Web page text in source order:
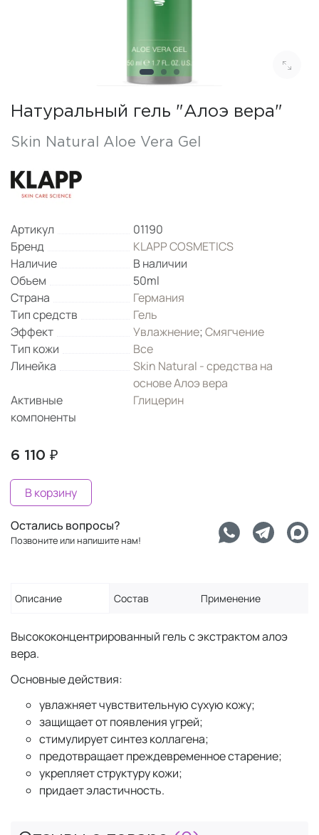
Натуральный гель "Алоэ вера"
Skin Natural Aloe Vera Gel
Артикул
01190
Бренд
KLAPP COSMETICS
Наличие
В наличии
Объем
50ml
Страна
Германия
Тип средств
Гель
Эффект
Увлажнение;Смягчение
Тип кожи
Все
Линейка
Skin Natural - средства на
основе Алоэ вера
Активные
компоненты
Глицерин
6 110 ₽
В корзину
Остались вопросы?
Позвоните или напишите нам!
Описание Состав Применение
Высококонцентрированный гель с экстрактом алоэ
вера.
Основные действия:
увлажняет чувствительную сухую кожу;
защищает от появления угрей;
стимулирует синтез коллагена;
предотвращает преждевременное старение;
укрепляет структуру кожи;
придает эластичность.